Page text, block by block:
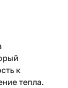
к
тепла.